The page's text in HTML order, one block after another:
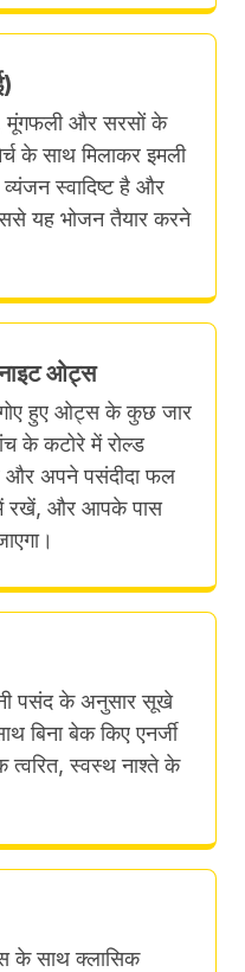
मूंगफली और सरसों के
के साथ मिलाकर इमली
व्यंजन स्वादिष्ट है और
यह भोजन तैयार करने
ओट्स
हुए ओट्स के कुछ जार
के कटोरे में रोल्ड
और अपने पसंदीदा फल
में रखें, और आपके पास
पसंद के अनुसार सूखे
बिना बेक किए एनर्जी
त्वरित, स्वस्थ नाश्ते के
के साथ क्लासिक